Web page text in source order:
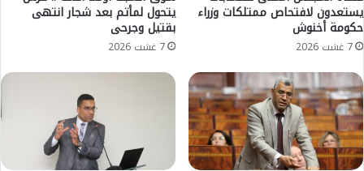
ا
ن
ي
و
ا
ل
ب
ر
ت
م
ن
ع
و
ي
ة
"
P
C
يستعدون لافتحاص ممتلكات وزراء
حكومة أخنوش
7 غشت 2026
يتحول لمأتم بعد شجار انتهى
بقتيل وجرحى
7 غشت 2026